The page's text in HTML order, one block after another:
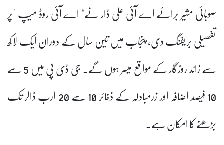
صوبائی مشیر برائے اے آئی علی ڈار نے" اے آئی روڈ میپ "پر
تفصیلی بریفنگ دی، پنجاب میں تین سال کے دوران ایک لاکھ
سے زائد روزگار کے مواقع میسر ہوں گے۔ جی ڈی پی میں 5 سے
10 فیصد اضافہ اور زرمبادلہ کے ذخائر 10 سے 20 ارب ڈالر تک
بڑھنے کا امکان ہے۔